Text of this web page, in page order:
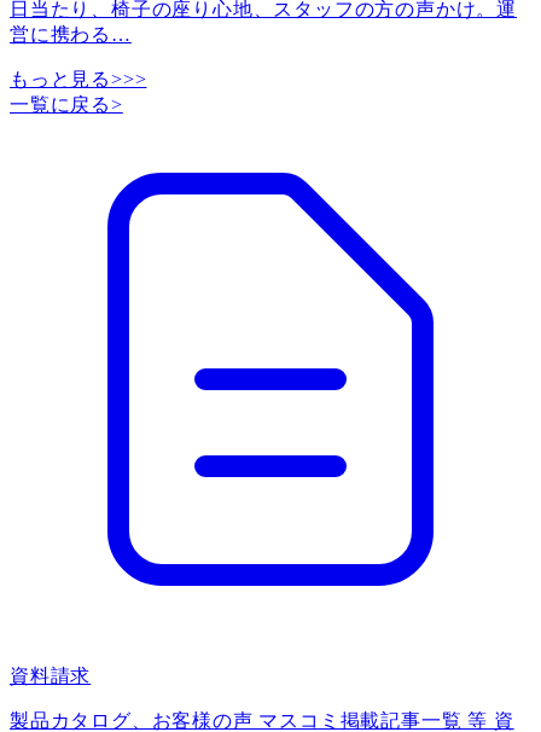
日当たり、椅子の座り心地、スタッフの方の声かけ。運
営に携わる …
もっと見る>>>
一覧に戻る>
資料請求
製品カタログ、お客様の声 マスコミ掲載記事一覧 等 資